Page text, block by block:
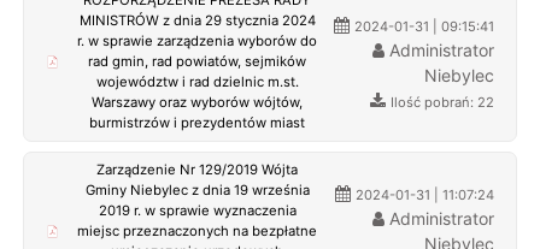
MINISTRÓW z dnia 29 stycznia 2024
r. w sprawie zarządzenia wyborów do
rad gmin, rad powiatów, sejmików
województw i rad dzielnic m.st.
Warszawy oraz wyborów wójtów,
burmistrzów i prezydentów miast
2024-01-31 | 09:15:41
Administrator
Niebylec
Ilość pobrań: 22
Zarządzenie Nr 129/2019 Wójta
Gminy Niebylec z dnia 19 września
2019 r. w sprawie wyznaczenia
miejsc przeznaczonych na bezpłatne
2024-01-31 | 11:07:24
Administrator
Niebylec